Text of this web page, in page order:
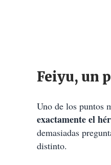
Feiyu, un
Uno de los puntos
exactamente el
demasiadas
distinto.